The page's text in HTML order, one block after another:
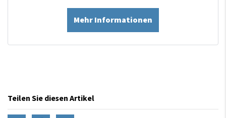
Mehr Informationen
Teilen Sie diesen Artikel